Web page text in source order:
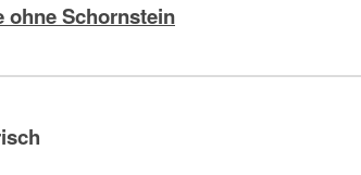
ohne Schornstein